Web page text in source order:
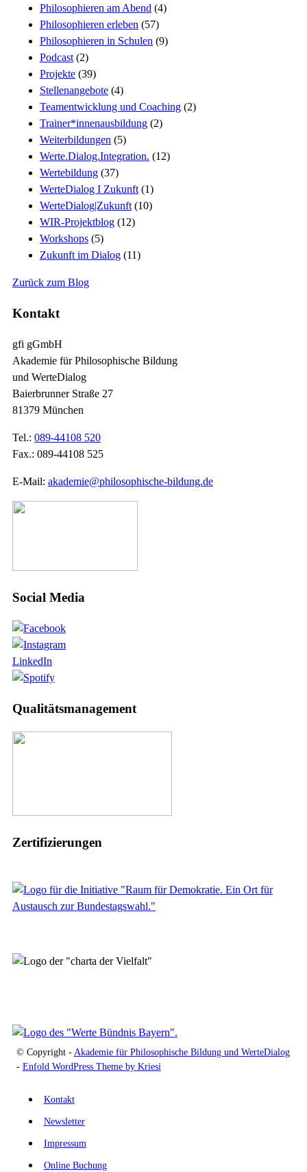
Philosophieren am Abend (4)
Philosophieren erleben (57)
Philosophieren in Schulen (9)
Podcast (2)
Projekte (39)
Stellenangebote (4)
Teamentwicklung und Coaching (2)
Trainer*innenausbildung (2)
Weiterbildungen (5)
Werte.Dialog.Integration. (12)
Wertebildung (37)
WerteDialog I Zukunft (1)
WerteDialog|Zukunft (10)
WIR-Projektblog (12)
Workshops (5)
Zukunft im Dialog (11)
Zurück zum Blog
Kontakt
gfi gGmbH
Akademie für Philosophische Bildung
und WerteDialog
Baierbrunner Straße 27
81379 München
Tel.: 089-44108 520
Fax.: 089-44108 525
E-Mail: akademie@philosophische-bildung.de
Social Media
LinkedIn
Qualitätsmanagement
Zertifizierungen
© Copyright - Akademie für Philosophische Bildung und WerteDialog
- Enfold WordPress Theme by Kriesi
Kontakt
Newsletter
Impressum
Online Buchung